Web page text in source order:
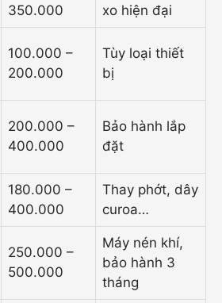
350.000
xo hiện đại
100.000 –
200.000
Tùy loại thiết
bị
200.000 –
400.000
Bảo hành lắp
đặt
180.000 –
400.000
Thay phớt, dây
curoa…
250.000 –
500.000
Máy nén khí,
bảo hành 3
tháng